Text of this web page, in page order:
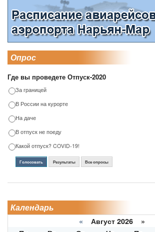
Опрос
Где вы проведете Отпуск-2020
За границей
В России на курорте
На даче
В отпуск не поеду
Какой отпуск? COVID-19!
Голосовать Результаты Все опросы
Календарь
« Август 2026 »